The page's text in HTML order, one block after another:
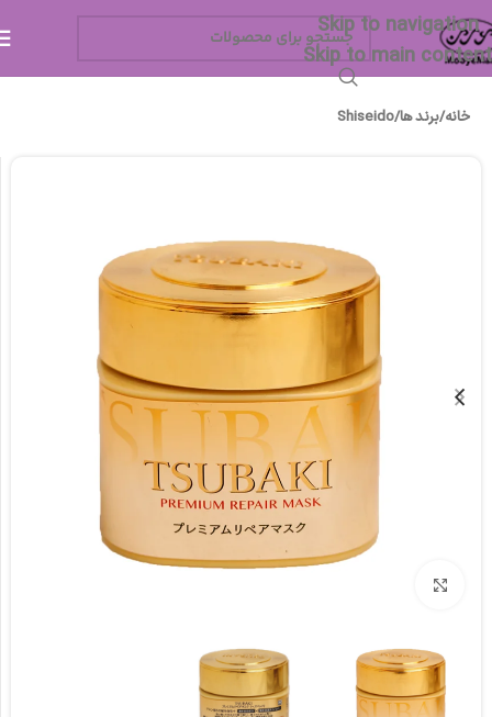
Skip to navigation
Skip to main content
خانه/برند ها/
Shiseido